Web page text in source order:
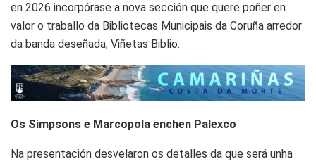
en 2026 incorpórase a nova sección que quere poñer en
valor o traballo da Bibliotecas Municipais da Coruña arredor
da banda deseñada, Viñetas Biblio.
Os Simpsons e Marcopola enchen Palexco
Na presentación desvelaron os detalles da que será unha